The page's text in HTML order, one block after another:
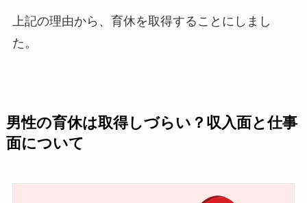
上記の理由から、育休を取得することにしまし
た。
男性の育休は取得しづらい？収入面と仕事
面について